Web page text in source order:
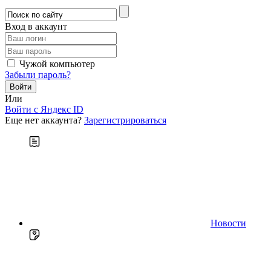
Вход в аккаунт
Чужой компьютер
Забыли пароль?
Или
Войти c Яндекс ID
Еще нет аккаунта? Зарегистрироваться
Новости